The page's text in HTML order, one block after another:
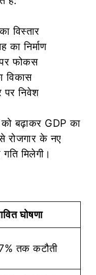
विस्तार
का निर्माण
पर फोकस
विकास
पर निवेश
बढ़ाकर GDP का
के नए
मिलेगी।
घोषणा
तक कटौती